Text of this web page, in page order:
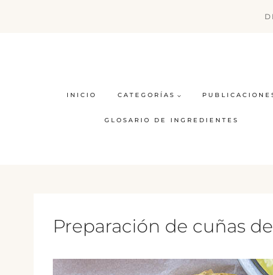
INICIO CATEGORÍAS
GLOSARIO DE INGREDIENTES
Preparación de cuñas